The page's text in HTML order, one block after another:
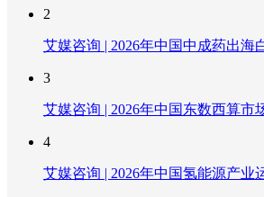
2
艾媒咨询 | 2026年中国中成药出海
3
艾媒咨询 | 2026年中国东数西算市
4
艾媒咨询 | 2026年中国氢能源产业